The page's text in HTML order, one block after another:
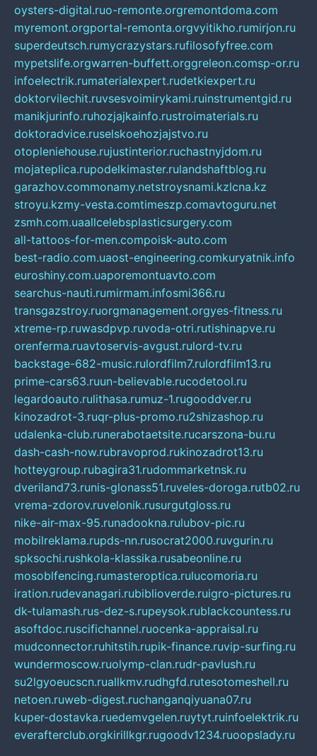
oysters-digital.ruo-remonte.orgremontdoma.com
myremont.orgportal-remonta.orgvyitikho.rumirjon.ru
superdeutsch.rumycrazystars.rufilosofyfree.com
mypetslife.orgwarren-buffett.orggreleon.comsp-or.ru
infoelectrik.rumaterialexpert.rudetkiexpert.ru
doktorvilechit.ruvsesvoimirykami.ruinstrumentgid.ru
manikjurinfo.ruhozjajkainfo.rustroimaterials.ru
doktoradvice.ruselskoehozjajstvo.ru
otopleniehouse.rujustinterior.ruchastnyjdom.ru
mojateplica.rupodelkimaster.rulandshaftblog.ru
garazhov.commonamy.netstroysnami.kzlcna.kz
stroyu.kzmy-vesta.comtimeszp.comavtoguru.net
zsmh.com.uaallcelebsplasticsurgery.com
all-tattoos-for-men.compoisk-auto.com
best-radio.com.uaost-engineering.comkuryatnik.info
euroshiny.com.uaporemontuavto.com
searchus-nauti.rumirmam.infosmi366.ru
transgazstroy.ruorgmanagement.orgyes-fitness.ru
xtreme-rp.ruwasdpvp.ruvoda-otri.rutishinapve.ru
orenferma.ruavtoservis-avgust.rulord-tv.ru
backstage-682-music.rulordfilm7.rulordfilm13.ru
prime-cars63.ruun-believable.rucodetool.ru
legardoauto.rulithasa.rumuz-1.rugooddver.ru
kinozadrot-3.ruqr-plus-promo.ru2shizashop.ru
udalenka-club.runerabotaetsite.rucarszona-bu.ru
dash-cash-now.rubravoprod.rukinozadrot13.ru
hotteygroup.rubagira31.rudommarketnsk.ru
dveriland73.runis-glonass51.ruveles-doroga.rutb02.ru
vrema-zdorov.ruvelonik.rusurgutgloss.ru
nike-air-max-95.runadookna.rulubov-pic.ru
mobilreklama.rupds-nn.rusocrat2000.ruvgurin.ru
spksochi.rushkola-klassika.rusabeonline.ru
mosoblfencing.rumasteroptica.rulucomoria.ru
iration.rudevanagari.rubiblioverde.ruigro-pictures.ru
dk-tulamash.rus-dez-s.rupeysok.rublackcountess.ru
asoftdoc.ruscifichannel.ruocenka-appraisal.ru
mudconnector.ruhitstih.rupik-finance.ruvip-surfing.ru
wundermoscow.ruolymp-clan.rudr-pavlush.ru
su2lgyoeucscn.ruallkmv.rudhgfd.rutesotomeshell.ru
netoen.ruweb-digest.ruchanganqiyuana07.ru
kuper-dostavka.ruedemvgelen.ruytyt.ruinfoelektrik.ru
everafterclub.orgkirillkgr.rugoodv1234.ruoopslady.ru